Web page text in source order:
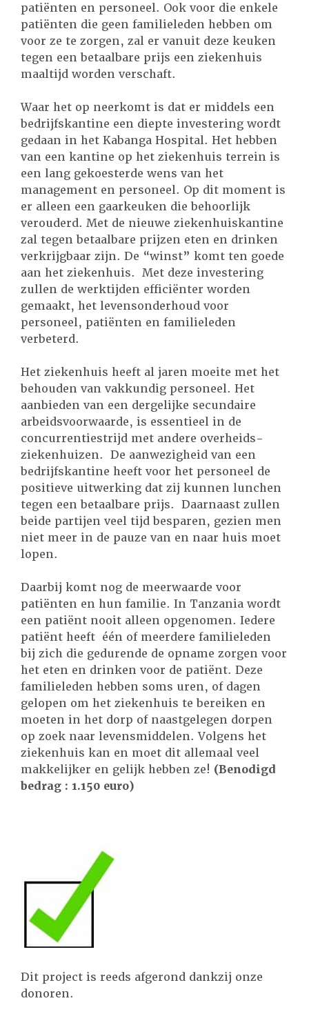
patiënten en personeel. Ook voor die enkele
patiënten die geen familieleden hebben om
voor ze te zorgen, zal er vanuit deze keuken
tegen een betaalbare prijs een ziekenhuis
maaltijd worden verschaft.
Waar het op neerkomt is dat er middels een
bedrijfskantine een diepte investering wordt
gedaan in het Kabanga Hospital. Het hebben
van een kantine op het ziekenhuis terrein is
een lang gekoesterde wens van het
management en personeel. Op dit moment is
er alleen een gaarkeuken die behoorlijk
verouderd. Met de nieuwe ziekenhuiskantine
zal tegen betaalbare prijzen eten en drinken
verkrijgbaar zijn. De “winst” komt ten goede
aan het ziekenhuis. Met deze investering
zullen de werktijden efficiënter worden
gemaakt, het levensonderhoud voor
personeel, patiënten en familieleden
verbeterd.
Het ziekenhuis heeft al jaren moeite met het
behouden van vakkundig personeel. Het
aanbieden van een dergelijke secundaire
arbeidsvoorwaarde, is essentieel in de
concurrentiestrijd met andere overheids-
ziekenhuizen. De aanwezigheid van een
bedrijfskantine heeft voor het personeel de
positieve uitwerking dat zij kunnen lunchen
tegen een betaalbare prijs. Daarnaast zullen
beide partijen veel tijd besparen, gezien men
niet meer in de pauze van en naar huis moet
lopen.
Daarbij komt nog de meerwaarde voor
patiënten en hun familie. In Tanzania wordt
een patiënt nooit alleen opgenomen. Iedere
patiënt heeft één of meerdere familieleden
bij zich die gedurende de opname zorgen voor
het eten en drinken voor de patiënt. Deze
familieleden hebben soms uren, of dagen
gelopen om het ziekenhuis te bereiken en
moeten in het dorp of naastgelegen dorpen
op zoek naar levensmiddelen. Volgens het
ziekenhuis kan en moet dit allemaal veel
makkelijker en gelijk hebben ze! (Benodigd
bedrag : 1.150 euro)
Dit project is reeds afgerond dankzij onze
donoren.